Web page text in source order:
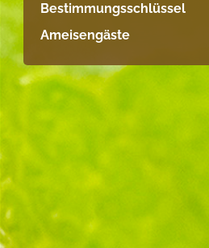
Bestimmungsschlüssel
Ameisengäste